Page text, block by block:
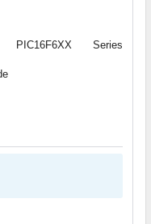
Series